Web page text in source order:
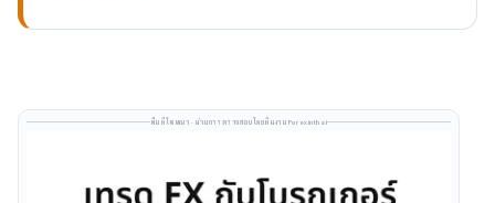
พื้นที่โฆษณา · ผ่านการตรวจสอบโดยทีมงาน Forexinthai